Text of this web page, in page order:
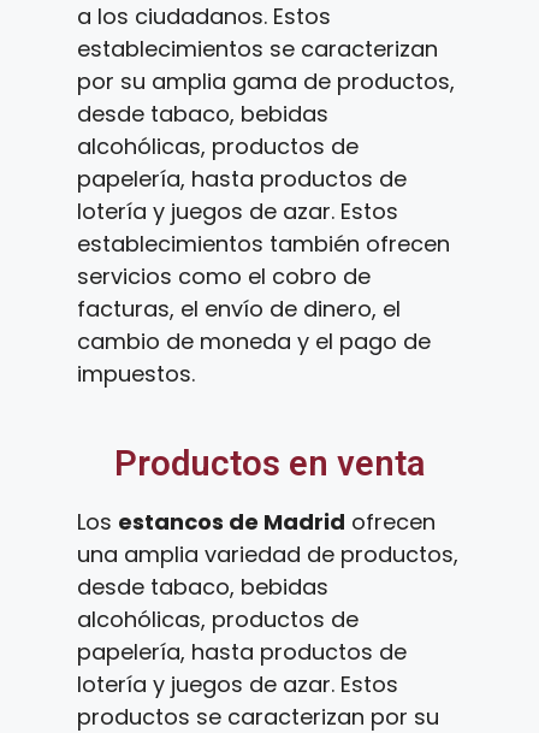
a los ciudadanos. Estos
establecimientos se caracterizan
por su amplia gama de productos,
desde tabaco, bebidas
alcohólicas, productos de
papelería, hasta productos de
lotería y juegos de azar. Estos
establecimientos también ofrecen
servicios como el cobro de
facturas, el envío de dinero, el
cambio de moneda y el pago de
impuestos.
Productos en venta
Los estancos de Madrid ofrecen
una amplia variedad de productos,
desde tabaco, bebidas
alcohólicas, productos de
papelería, hasta productos de
lotería y juegos de azar. Estos
productos se caracterizan por su